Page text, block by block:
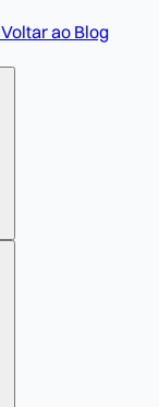
Voltar ao Blog